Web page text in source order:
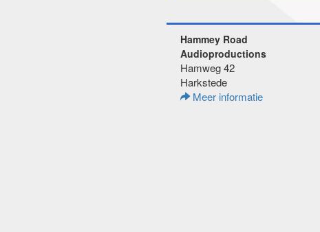
Hammey Road
Audioproductions
Hamweg 42
Harkstede
Meer informatie